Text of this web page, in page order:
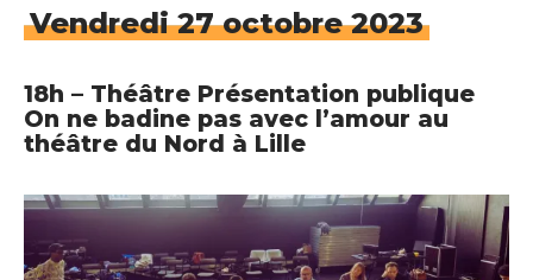
Vendredi 27 octobre 2023
18h – Théâtre Présentation publique
On ne badine pas avec l’amour au
théâtre du Nord à Lille